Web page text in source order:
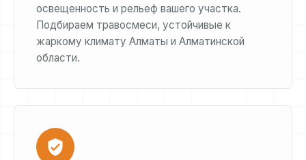
освещенность и рельеф вашего участка.
Подбираем травосмеси, устойчивые к
жаркому климату Алматы и Алматинской
области.